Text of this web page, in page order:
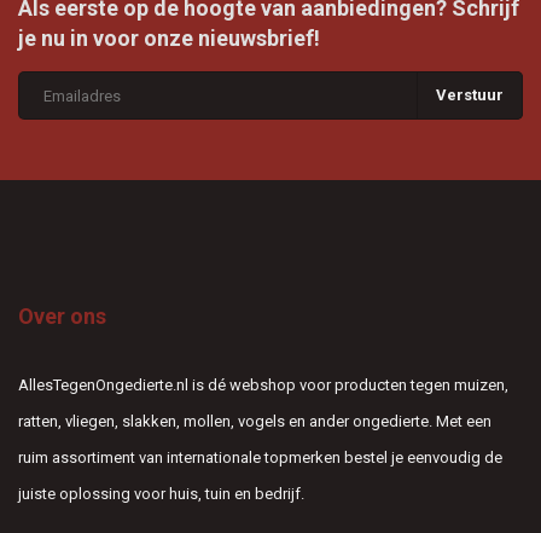
Als eerste op de hoogte van aanbiedingen? Schrijf
je nu in voor onze nieuwsbrief!
Verstuur
Over ons
AllesTegenOngedierte.nl is dé webshop voor producten tegen muizen,
ratten, vliegen, slakken, mollen, vogels en ander ongedierte. Met een
ruim assortiment van internationale topmerken bestel je eenvoudig de
juiste oplossing voor huis, tuin en bedrijf.